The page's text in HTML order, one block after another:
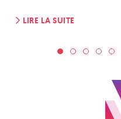
LIRE LA SUITE